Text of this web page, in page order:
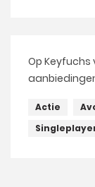
Op Keyfuchs
Actie